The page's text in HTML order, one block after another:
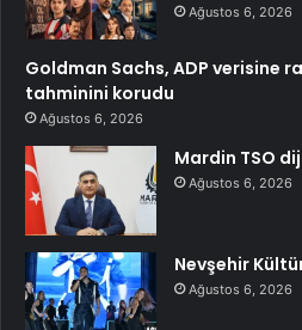
Ağustos 6, 2026
Goldman Sachs, ADP verisine
tahminini korudu
Ağustos 6, 2026
Mardin TSO
Ağustos 6, 2026
Nevşehir
Ağustos 6, 2026